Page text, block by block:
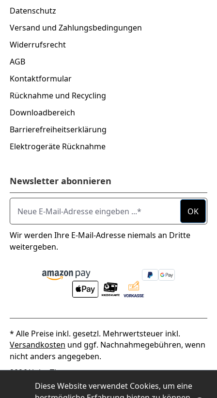
Datenschutz
Versand und Zahlungsbedingungen
Widerrufsrecht
AGB
Kontaktformular
Rücknahme und Recycling
Downloadbereich
Barrierefreiheitserklärung
Elektrogeräte Rücknahme
Newsletter abonnieren
Neue E-Mail-Adresse eingeben ...
OK
Wir werden Ihre E-Mail-Adresse niemals an Dritte
weitergeben.
* Alle Preise inkl. gesetzl. Mehrwertsteuer inkl.
Versandkosten und ggf. Nachnahmegebühren, wenn
nicht anders angegeben.
2026Alpha Thermotec
Diese Website verwendet Cookies, um eine